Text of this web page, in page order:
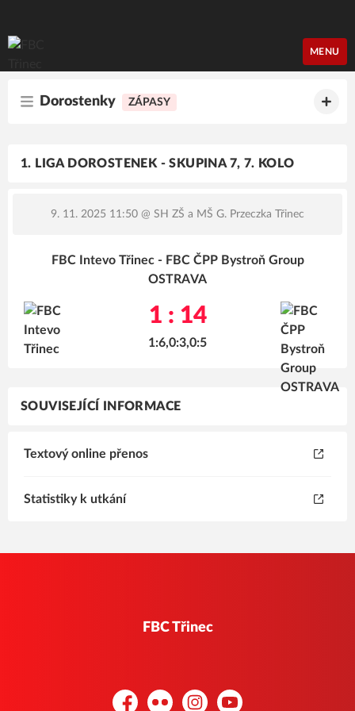
FBC Třinec
MENU
Dorostenky ZÁPASY
1. LIGA DOROSTENEK - SKUPINA 7, 7. KOLO
9. 11. 2025 11:50 @ SH ZŠ a MŠ G. Przeczka Třinec
FBC Intevo Třinec - FBC ČPP Bystroň Group
OSTRAVA
1 : 14
1:6,0:3,0:5
SOUVISEJÍCÍ INFORMACE
Textový online přenos
Statistiky k utkání
FBC Třinec